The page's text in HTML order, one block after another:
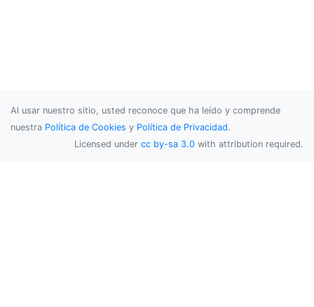
Al usar nuestro sitio, usted reconoce que ha leído y comprende
nuestra Política de Cookies y Política de Privacidad.
Licensed under cc by-sa 3.0 with attribution required.